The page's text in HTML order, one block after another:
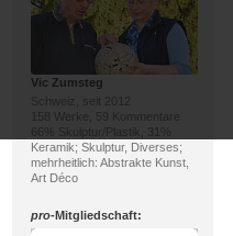
Vic Zumsteg
Schweiz, seit 2012
158 Werke, 59 Kommentare
66% Skulptur/Plastik, 31%
Keramik; Skulptur, Diverses;
mehrheitlich: Abstrakte Kunst,
Art Déco
pro-Mitgliedschaft: